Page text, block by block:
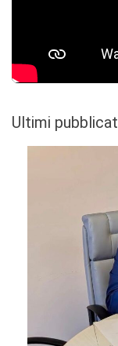
Ultimi